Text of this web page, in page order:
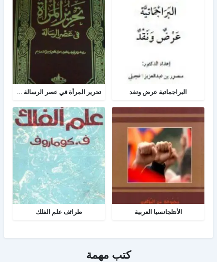
البراجماتية عرض ونقد تحرير المرأة في عصر الرسالة جــ 2
الأنتلجانسيا العربية طرائف علم الفلك
كتب مهمة